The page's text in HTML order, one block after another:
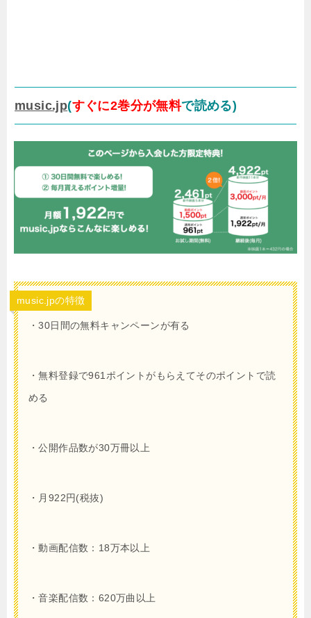
music.jp(すぐに2巻分が無料で読める)
music.jpの特徴
・30日間の無料キャンペーンが有る
・無料登録で961ポイントがもらえてそのポイントで読
める
・公開作品数が30万冊以上
・月922円(税抜)
・動画配信数：18万本以上
・音楽配信数：620万曲以上